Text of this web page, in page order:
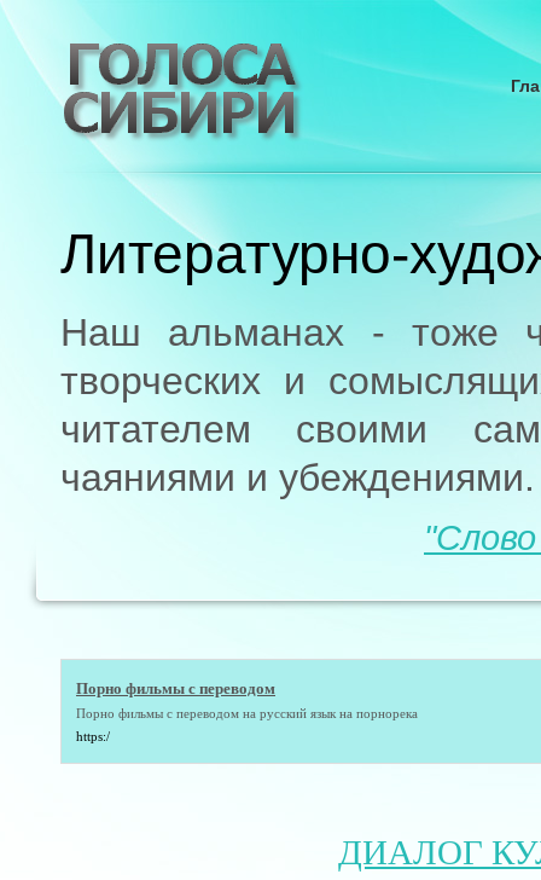
Литературно-
Наш альманах - тоже
творческих и
читателем своими
чаяниями и убеждениями.
Порно фильмы с переводом
Порно фильмы с переводом на русский язык на порнорека
https:/
ДИАЛОГ